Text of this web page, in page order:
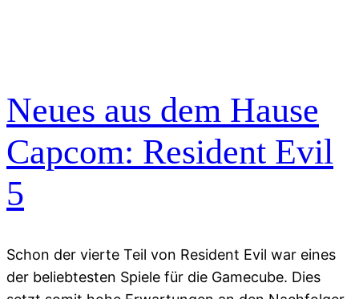
Neues aus dem Hause
Capcom: Resident Evil
5
Schon der vierte Teil von Resident Evil war eines
der beliebtesten Spiele für die Gamecube. Dies